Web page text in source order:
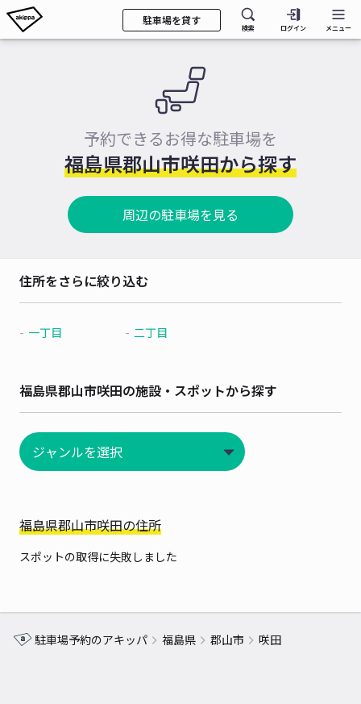
駐車場を貸す
検索 ログイン メニュー
予約できるお得な駐車場を
福島県郡山市咲田から探す
周辺の駐車場を見る
住所をさらに絞り込む
一丁目 二丁目
福島県郡山市咲田の施設・スポットから探す
福島県郡山市咲田の住所
スポットの取得に失敗しました
駐車場予約のアキッパ 福島県 郡山市 咲田